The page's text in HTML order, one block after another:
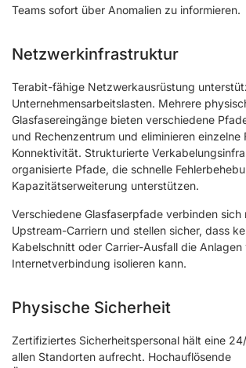
Teams sofort über Anomalien zu informieren.
Netzwerkinfrastruktur
Terabit-fähige Netzwerkausrüstung
Unternehmensarbeitslasten. Mehrere
Glasfasereingänge bieten verschiedene
und Rechenzentrum und eliminieren einzelne
Konnektivität. Strukturierte
organisierte Pfade, die schnelle
Kapazitätserweiterung unterstützen.
Verschiedene Glasfaserpfade verbinden sich
Upstream-Carriern und stellen sicher, dass
Kabelschnitt oder Carrier-Ausfall die Anlagen
Internetverbindung isolieren kann.
Physische Sicherheit
Zertifiziertes Sicherheitspersonal hält eine
allen Standorten aufrecht. Hochauflösende